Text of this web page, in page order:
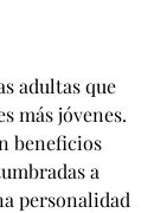
adultas que
más jóvenes.
beneficios
a
personalidad